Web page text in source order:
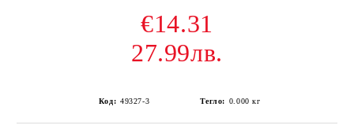
€14.31
27.99лв.
Код: 49327-3 Тегло: 0.000 кг